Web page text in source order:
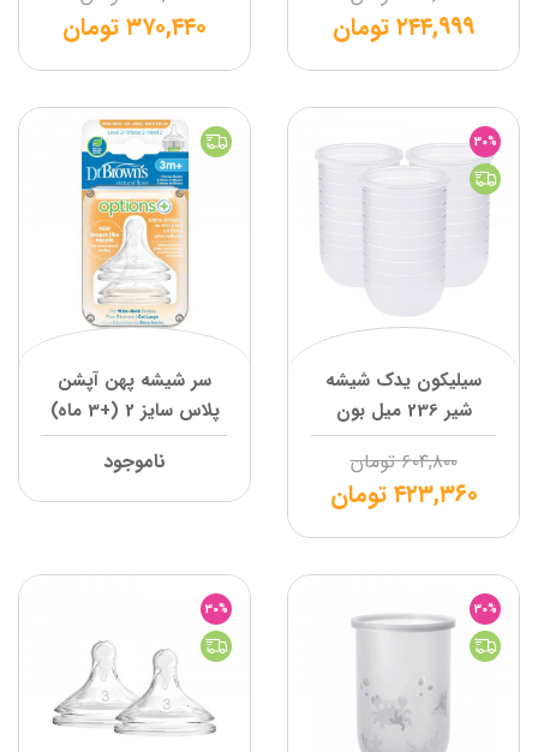
۲۴۴,۹۹۹تومان ۳۷۰,۴۴۰تومان
30%
سیلیکون یدک شیشه
شیر 236 میل بون
۶۰۴,۸۰۰ تومان
۴۲۳,۳۶۰ تومان
سر شیشه پهن آپشن
پلاس سایز 2 (+3 ماه)
دکتر براون
ناموجود
30%
30%